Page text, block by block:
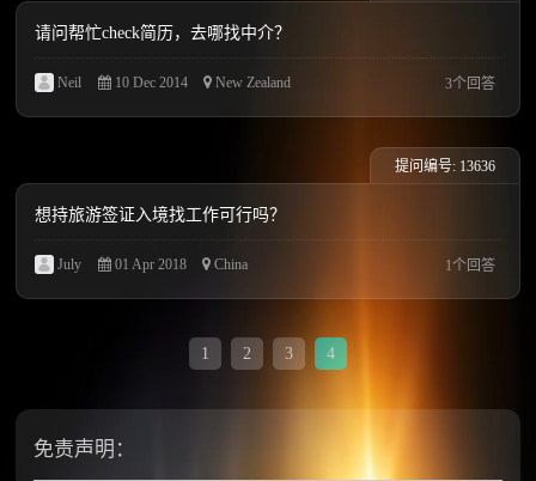
请问帮忙check简历，去哪找中介？
Neil 10 Dec 2014 New Zealand 3个回答
提问编号: 13636
想持旅游签证入境找工作可行吗？
July 01 Apr 2018 China 1个回答
1 2 3 4
免责声明：